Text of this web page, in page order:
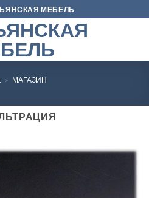
МЕБЕЛЬ
» МАГАЗИН